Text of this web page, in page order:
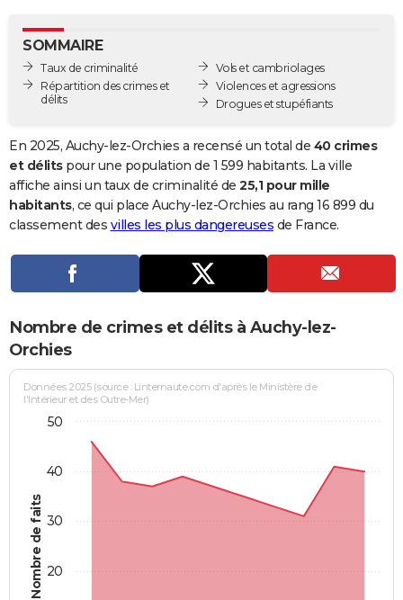
GUIDES D'ACHAT
BONS PLANS
Carte de Noël
Carte Bonne année
Carte Saint-Valentin
Carte Pâques
Carte d'anniversaire
DICTIONNAIRE
Dictionnaire
Biographies
Citations
Expressions
Proverbes
PROGRAMME TV
Se connecter
Entreprises
Service militaire
Avis de recherche
AVIS DE DÉCÈS
Bricolage
Lifestyle
Culture
Sport
Auto
Television
Voyage
Cinema
SOMMAIRE
Taux de criminalité
Répartition des crimes et
délits
Vols et cambriolages
Violences et agressions
Drogues et stupéfiants
En 2025, Auchy-lez-Orchies a recensé un total de 40 crimes
et délitspour une population de 1 599 habitants. La ville
affiche ainsi un taux de criminalité de 25,1 pour mille
habitants, ce qui place Auchy-lez-Orchies au rang 16 899 du
classement des villes les plus dangereuses de France.
Nombre de crimes et délits à Auchy-lez-
Orchies
Nombre de faits
Données 2025 (source : Linternaute.com d'après le Ministère de
l'Intérieur et des Outre-Mer)
20
30
40
50